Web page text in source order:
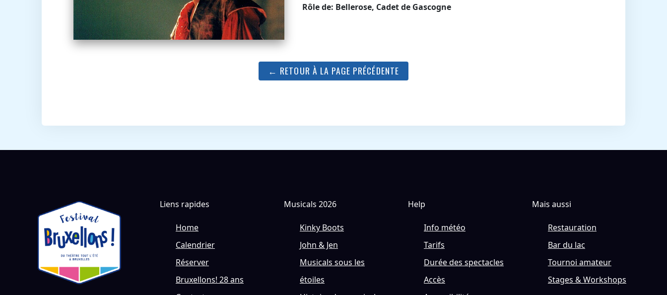
Rôle de: Bellerose, Cadet de Gascogne
← RETOUR À LA PAGE PRÉCÉDENTE
Liens rapides
Home
Calendrier
Réserver
Bruxellons! 28 ans
Musicals 2026
Kinky Boots
John & Jen
Musicals sous les
étoiles
Help
Info météo
Tarifs
Durée des spectacles
Accès
Mais aussi
Restauration
Bar du lac
Tournoi amateur
Stages & Workshops